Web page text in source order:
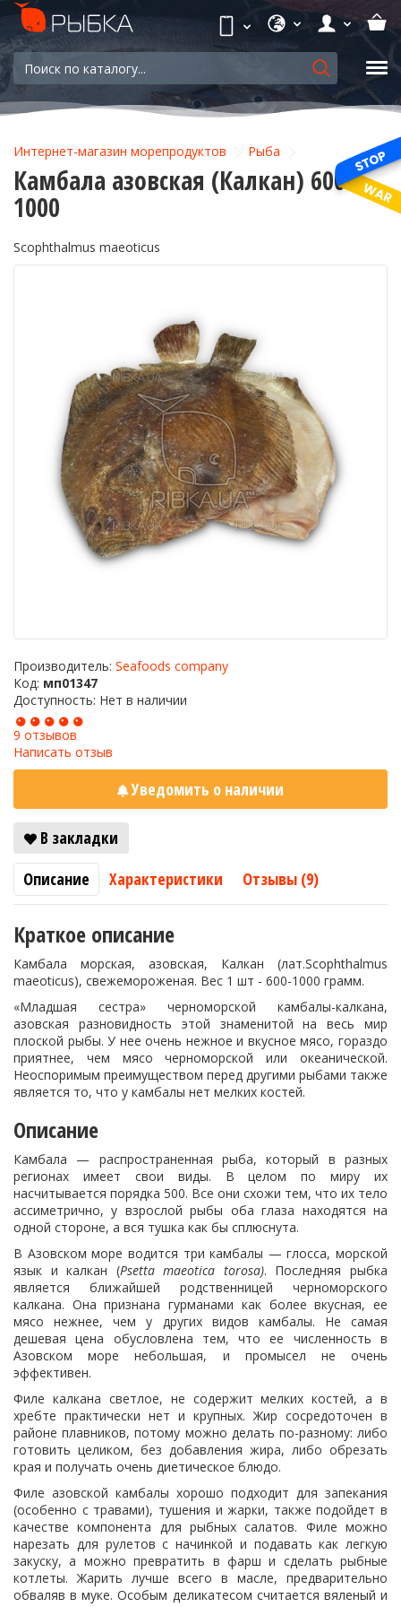
Интернет-магазин морепродуктов Рыба
Камбала азовская (Калкан) 600-
1000
Scophthalmus maeoticus
Производитель: Seafoods company
Код: мп01347
Доступность: Нет в наличии
9 отзывов
Написать отзыв
Уведомить о наличии
В закладки
Описание
Характеристики Отзывы (9)
Краткое описание
Камбала морская, азовская, Калкан (лат.Scophthalmus
maeoticus), свежемороженая. Вес 1 шт - 600-1000 грамм.
«Младшая сестра» черноморской камбалы-калкана,
азовская разновидность этой знаменитой на весь мир
плоской рыбы. У нее очень нежное и вкусное мясо, гораздо
приятнее, чем мясо черноморской или океанической.
Неоспоримым преимуществом перед другими рыбами также
является то, что у камбалы нет мелких костей.
Описание
Камбала — распространенная рыба, который в разных
регионах имеет свои виды. В целом по миру их
насчитывается порядка 500. Все они схожи тем, что их тело
ассиметрично, у взрослой рыбы оба глаза находятся на
одной стороне, а вся тушка как бы сплюснута.
В Азовском море водится три камбалы — глосса, морской
язык и калкан (Psetta maeotica torosa). Последняя рыбка
является ближайшей родственницей черноморского
калкана. Она признана гурманами как более вкусная, ее
мясо нежнее, чем у других видов камбалы. Не самая
дешевая цена обусловлена тем, что ее численность в
Азовском море небольшая, и промысел не очень
эффективен.
Филе калкана светлое, не содержит мелких костей, а в
хребте практически нет и крупных. Жир сосредоточен в
районе плавников, потому можно делать по-разному: либо
готовить целиком, без добавления жира, либо обрезать
края и получать очень диетическое блюдо.
Филе азовской камбалы хорошо подходит для запекания
(особенно с травами), тушения и жарки, также подойдет в
качестве компонента для рыбных салатов. Филе можно
нарезать для рулетов с начинкой и подавать как легкую
закуску, а можно превратить в фарш и сделать рыбные
котлеты. Жарить лучше всего в масле, предварительно
обваляв в муке. Особым деликатесом считается вяленый и